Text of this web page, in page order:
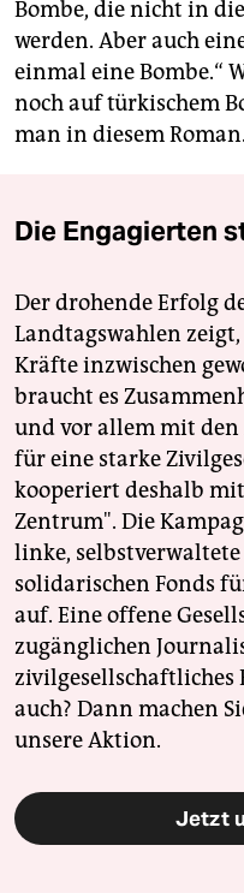
Bombe, die nicht in
werden. Aber auch
einmal eine Bombe.“
noch auf türkischem
man in diesem Roman.
Die Engagierten
Der drohende Erfolg
Landtagswahlen
Kräfte inzwischen
braucht es
und vor allem mit den
für eine starke
kooperiert deshalb
Zentrum". Die
linke,
solidarischen Fonds
auf. Eine offene
zugänglichen
zivilgesellschaftliches
auch? Dann machen
unsere Aktion.
Jetzt